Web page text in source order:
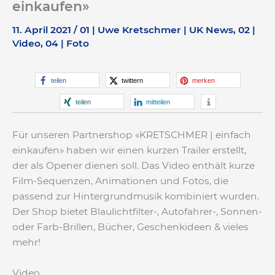
einkaufen»
11. April 2021 /01 | Uwe Kretschmer | UK News, 02 |
Video, 04 | Foto
teilen twittern merken
teilen mitteilen
Für unseren Partnershop «KRETSCHMER | einfach
einkaufen» haben wir einen kurzen Trailer erstellt,
der als Opener dienen soll. Das Video enthält kurze
Film-Sequenzen, Animationen und Fotos, die
passend zur Hintergrundmusik kombiniert wurden.
Der Shop bietet Blaulichtfilter-, Autofahrer-, Sonnen-
oder Farb-Brillen, Bücher, Geschenkideen & vieles
mehr!
Video​